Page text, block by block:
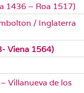
1436 – Roa 1517)
/ Inglaterra
Viena 1564)
Villanueva de los